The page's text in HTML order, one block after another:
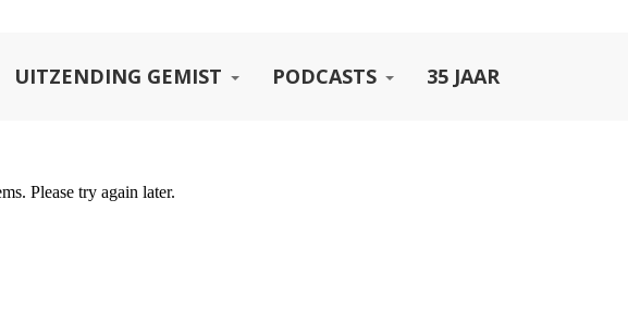
UITZENDING GEMIST PODCASTS 35 JAAR